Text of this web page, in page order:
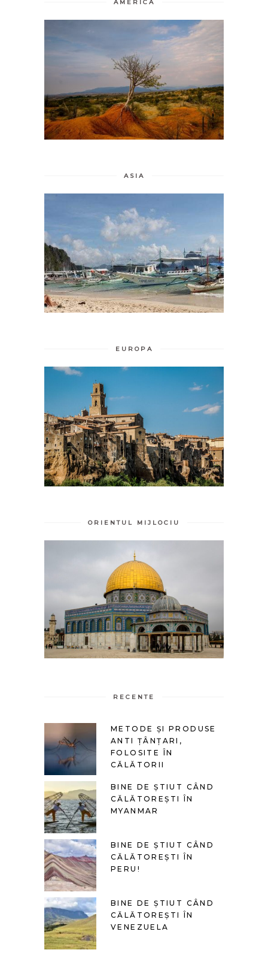
AMERICA
ASIA
EUROPA
ORIENTUL MIJLOCIU
RECENTE
METODE ȘI PRODUSE
ANTI ȚÂNȚARI,
FOLOSITE ÎN
CĂLĂTORII
BINE DE ȘTIUT CÂND
CĂLĂTOREȘTI ÎN
MYANMAR
BINE DE ȘTIUT CÂND
CĂLĂTOREȘTI ÎN
PERU!
BINE DE ȘTIUT CÂND
CĂLĂTOREȘTI ÎN
VENEZUELA